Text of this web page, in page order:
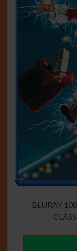
BLURAY